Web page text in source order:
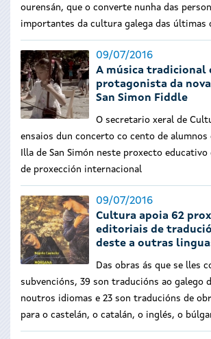
ourensán, que o converte nunha das
importantes da cultura galega das últimas
09/07/2016
A música tradicional
protagonista da
San Simon Fiddle
O secretario xeral de
ensaios dun concerto co cento de
Illa de San Simón neste proxecto
de proxección internacional
09/07/2016
Cultura apoia 62
editoriais de
deste a outras
Das obras ás que se lles
subvencións, 39 son traducións ao galego
noutros idiomas e 23 son traducións de
para o castelán, o catalán, o inglés, o